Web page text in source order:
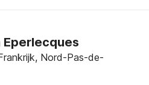
Nord-Pas-de-